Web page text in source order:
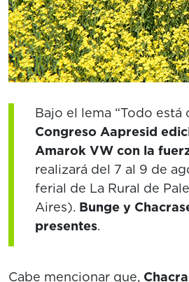
Bajo el lema “Todo está
Congreso Aapresid
Amarok VW con la
realizará del 7 al 9 de
ferial de La Rural de
Aires). Bunge y
presentes.
Cabe mencionar que,